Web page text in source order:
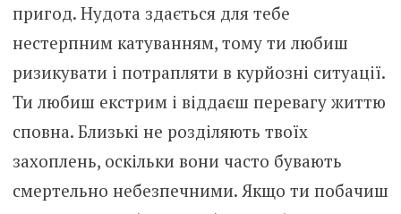
пригод. Нудота здається для тебе
нестерпним катуванням, тому ти любиш
ризикувати і потрапляти в курйозні ситуації.
Ти любиш екстрим і віддаєш перевагу життю
сповна. Близькі не розділяють твоїх
захоплень, оскільки вони часто бувають
смертельно небезпечними. Якщо ти побачиш